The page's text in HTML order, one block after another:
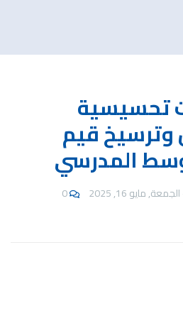
تحسيسية
وترسيخ قيم
المدرسي
الجمعة, مايو 16, 2025 0